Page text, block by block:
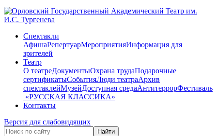
Спектакли
АфишаРепертуарМероприятияИнформация для
зрителей
Театр
О театреДокументыОхрана трудаПодарочные
сертификатыСобытияЛюди театраАрхив
спектаклейМузейДоступная средаАнтитеррорФестиваль
​ «РУССКАЯ КЛАССИКА»
Контакты
Версия для слабовидящих
Найти